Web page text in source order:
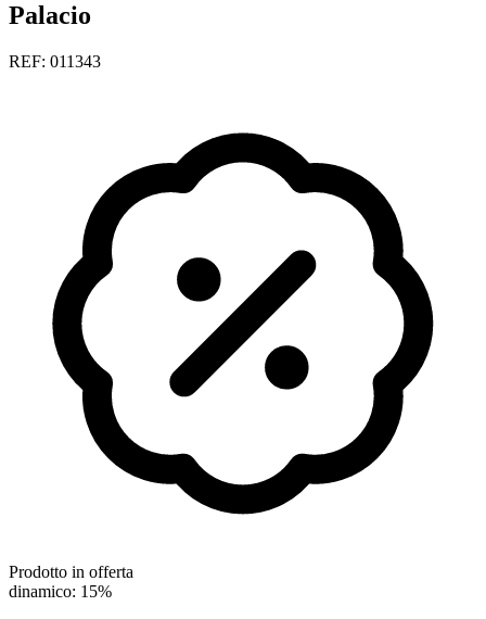
Palacio
REF: 011343
Prodotto in offerta
dinamico: 15%